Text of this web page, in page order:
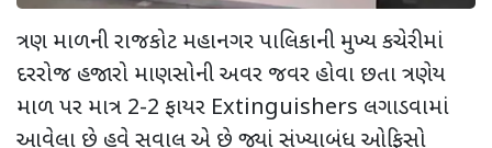
ત્રણ માળની રાજકોટ મહાનગર પાલિકાની મુખ્ય કચેરીમાં
દરરોજ હજારો માણસોની અવર જવર હોવા છતા ત્રણેય
માળ પર માત્ર 2-2 ફાયર Extinguishers લગાડવામાં
આવેલા છે હવે સવાલ એ છે જ્યાં સંખ્યાબંધ ઓફિસો